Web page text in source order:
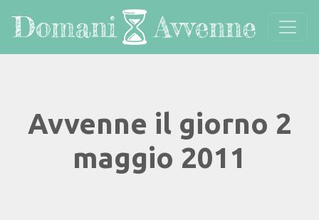
Avvenne il giorno 2
maggio 2011